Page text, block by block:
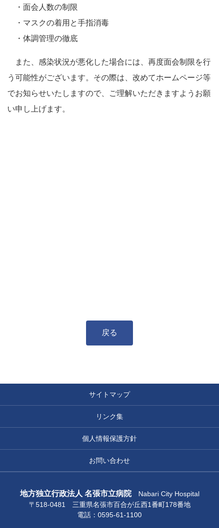
・面会人数の制限
・マスクの着用と手指消毒
・体調管理の徹底
また、感染状況が悪化した場合には、再度面会制限を行
う可能性がございます。その際は、改めてホームページ等
でお知らせいたしますので、ご理解いただきますようお願
い申し上げます。
戻る
サイトマップ
リンク集
個人情報保護方針
お問い合わせ
地方独立行政法人 名張市立病院Nabari City Hospital
〒518-0481 三重県名張市百合が丘西1番町178番地
電話：0595-61-1100